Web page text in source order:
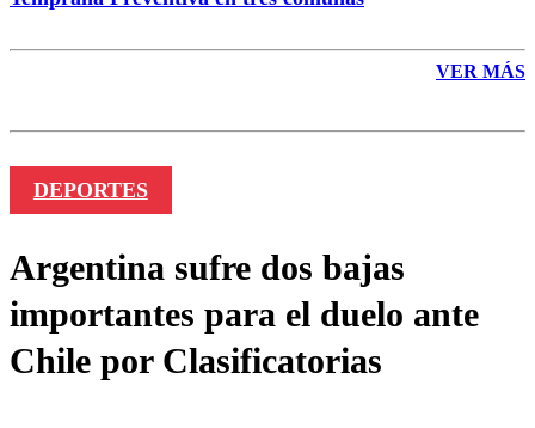
VER MÁS
DEPORTES
Argentina sufre dos bajas
importantes para el duelo ante
Chile por Clasificatorias